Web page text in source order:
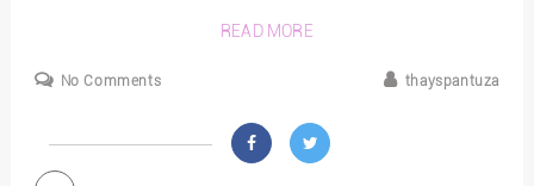
READ MORE
No Comments thayspantuza